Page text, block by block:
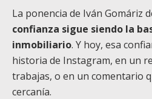
La ponencia de Iván Gomáriz
confianza sigue siendo la
inmobiliario. Y hoy, esa
historia de Instagram, en un
trabajas, o en un comentario
cercanía.